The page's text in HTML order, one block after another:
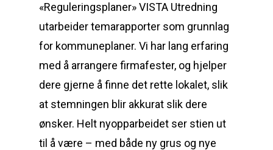
«Reguleringsplaner» VISTA Utredning
utarbeider temarapporter som grunnlag
for kommuneplaner. Vi har lang erfaring
med å arrangere firmafester, og hjelper
dere gjerne å finne det rette lokalet, slik
at stemningen blir akkurat slik dere
ønsker. Helt nyopparbeidet ser stien ut
til å være – med både ny grus og nye